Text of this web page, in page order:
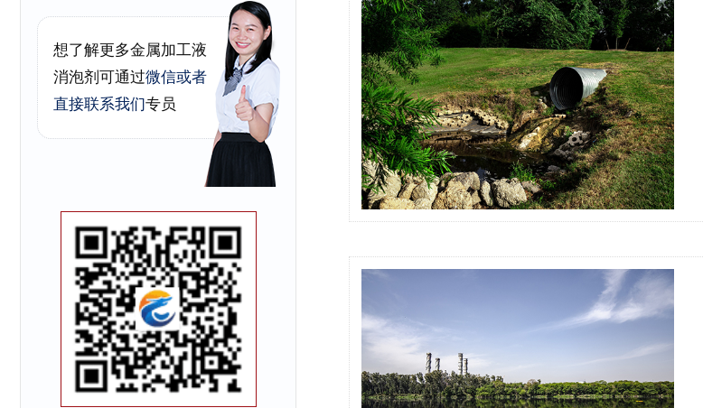
想了解更多金属加工液
消泡剂可通过微信或者
直接联系我们专员